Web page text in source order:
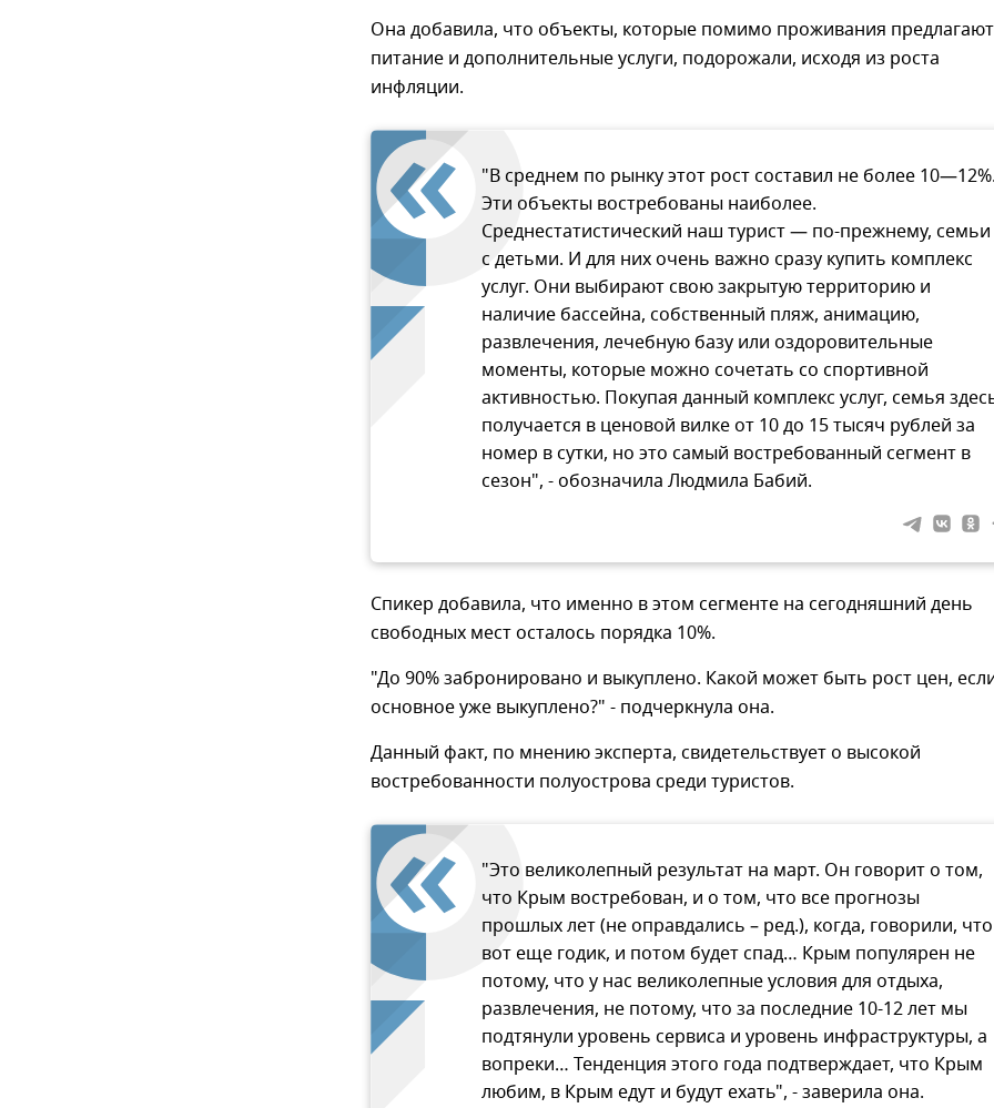
Она добавила, что объекты, которые помимо проживания предлагают
питание и дополнительные услуги, подорожали, исходя из роста
инфляции.
"В среднем по рынку этот рост составил не более
Эти объекты востребованы наиболее.
Среднестатистический наш турист — по-прежнему, семьи
с детьми. И для них очень важно сразу купить комплекс
услуг. Они выбирают свою закрытую территорию и
наличие бассейна, собственный пляж, анимацию,
развлечения, лечебную базу или оздоровительные
моменты, которые можно сочетать со спортивной
активностью. Покупая данный комплекс услуг, семья
получается в ценовой вилке от 10 до 15 тысяч рублей за
номер в сутки, но это самый востребованный сегмент в
сезон", - обозначила Людмила Бабий.
Спикер добавила, что именно в этом сегменте на сегодняшний день
свободных мест осталось порядка 10%.
"До 90% забронировано и выкуплено. Какой может быть рост цен,
основное уже выкуплено?" - подчеркнула она.
Данный факт, по мнению эксперта, свидетельствует о высокой
востребованности полуострова среди туристов.
"Это великолепный результат на март. Он говорит о том,
что Крым востребован, и о том, что все прогнозы
прошлых лет (не оправдались – ред.), когда, говорили, что
вот еще годик, и потом будет спад… Крым популярен не
потому, что у нас великолепные условия для отдыха,
развлечения, не потому, что за последние 10-12 лет мы
подтянули уровень сервиса и уровень инфраструктуры, а
вопреки… Тенденция этого года подтверждает, что Крым
любим, в Крым едут и будут ехать", - заверила она.